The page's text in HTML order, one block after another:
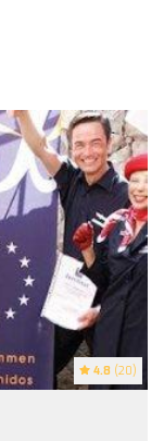
4.8 (20)